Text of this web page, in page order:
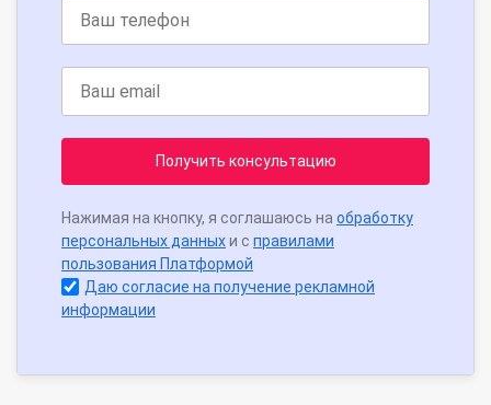
Получить консультацию
Нажимая на кнопку, я соглашаюсь на обработку
персональных данныхи с правилами
пользования Платформой
Даю согласие на получение рекламной
информации